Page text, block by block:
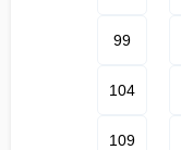
99
104
109